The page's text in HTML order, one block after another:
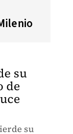
su
de
su